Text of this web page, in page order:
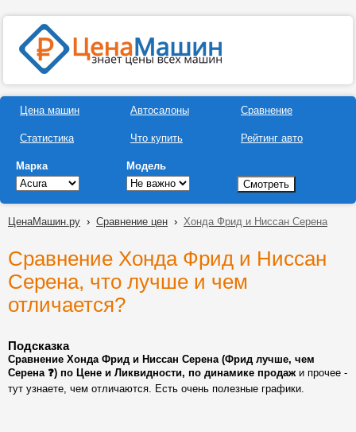
Цена машин
Статистика
Автосалоны
Что купить
Сравнение
Рейтинг авто
Марка Модель
ЦенаМашин.ру › Сравнение цен › Хонда Фрид и Ниссан Серена
Сравнение Хонда Фрид и Ниссан
Серена, что лучше и чем
отличается?
Подсказка
Сравнение Хонда Фрид и Ниссан Серена (Фрид лучше, чем
Серена ❓) по Цене и Ликвидности, по динамике продажи прочее -
тут узнаете, чем отличаются. Есть очень полезные графики.